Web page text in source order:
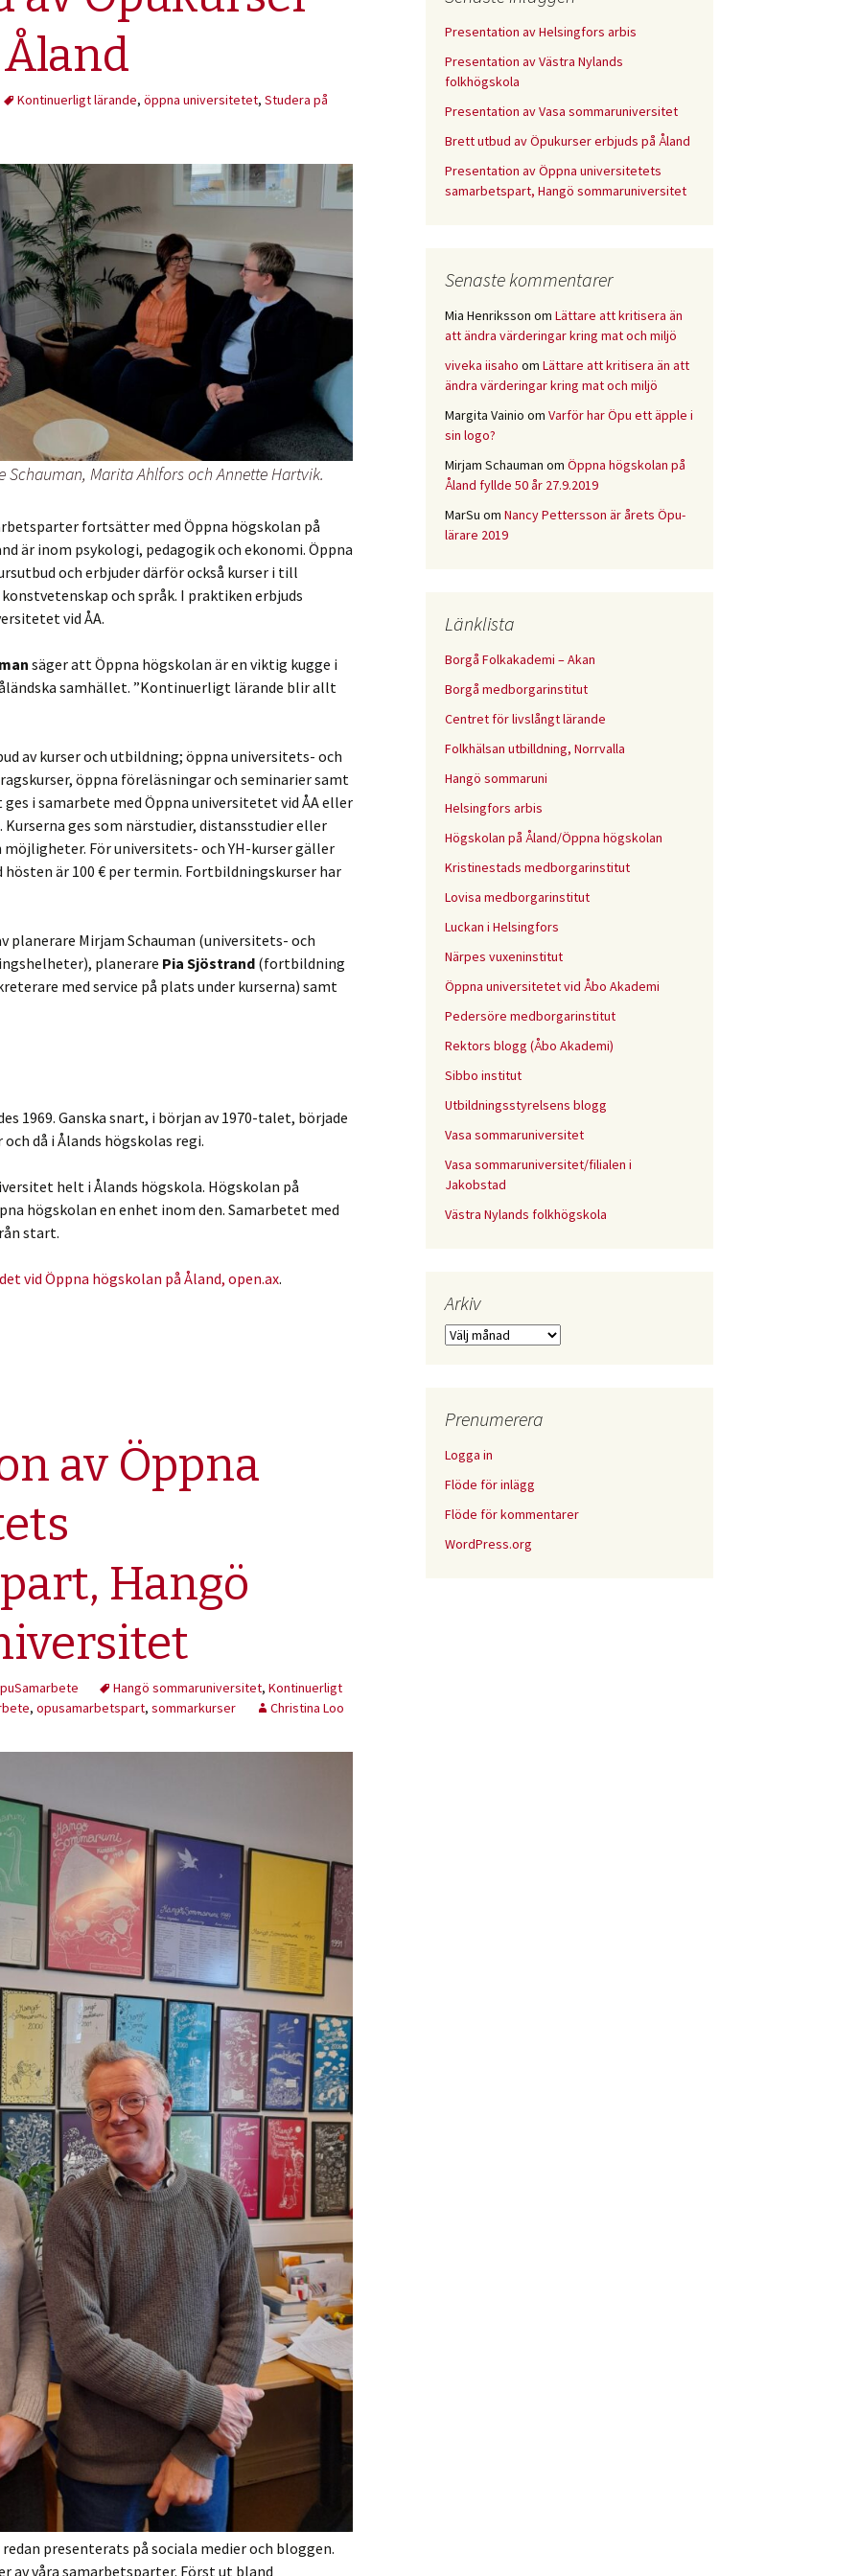
Kontinuerligt lärande, öppna universitetet, Studera på
Schauman, Marita Ahlfors och Annette Hartvik.
fortsätter med Öppna högskolan på
är inom psykologi, pedagogik och ekonomi. Öppna
och erbjuder därför också kurser i till
och språk. I praktiken erbjuds
vid ÅA.
säger att Öppna högskolan är en viktig kugge i
samhället. ”Kontinuerligt lärande blir allt
av kurser och utbildning; öppna universitets- och
öppna föreläsningar och seminarier samt
i samarbete med Öppna universitetet vid ÅA eller
ges som närstudier, distansstudier eller
För universitets- och YH-kurser gäller
är 100 € per termin. Fortbildningskurser har
planerare Mirjam Schauman (universitets- och
planerare Pia Sjöstrand (fortbildning
med service på plats under kurserna) samt
1969. Ganska snart, i början av 1970-talet, började
då i Ålands högskolas regi.
helt i Ålands högskola. Högskolan på
högskolan en enhet inom den. Samarbetet med
start.
vid Öppna högskolan på Åland, open.ax.
av Öppna
Hangö
Hangö sommaruniversitet, Kontinuerligt
, opusamarbetspart, sommarkurser Christina Loo
presenterats på sociala medier och bloggen.
av våra samarbetsparter. Först ut bland
Presentation av Helsingfors arbis
Presentation av Västra Nylands
folkhögskola
Presentation av Vasa sommaruniversitet
Brett utbud av Öpukurser erbjuds på Åland
Presentation av Öppna universitetets
samarbetspart, Hangö sommaruniversitet
Senaste kommentarer
Mia Henriksson om Lättare att kritisera än
att ändra värderingar kring mat och miljö
viveka iisaho om Lättare att kritisera än att
ändra värderingar kring mat och miljö
Margita Vainio om Varför har Öpu ett äpple i
sin logo?
Mirjam Schauman om Öppna högskolan på
Åland fyllde 50 år 27.9.2019
MarSu om Nancy Pettersson är årets Öpu-
lärare 2019
Länklista
Borgå Folkakademi – Akan
Borgå medborgarinstitut
Centret för livslångt lärande
Folkhälsan utbilldning, Norrvalla
Hangö sommaruni
Helsingfors arbis
Högskolan på Åland/Öppna högskolan
Kristinestads medborgarinstitut
Lovisa medborgarinstitut
Luckan i Helsingfors
Närpes vuxeninstitut
Öppna universitetet vid Åbo Akademi
Pedersöre medborgarinstitut
Rektors blogg (Åbo Akademi)
Sibbo institut
Utbildningsstyrelsens blogg
Vasa sommaruniversitet
Vasa sommaruniversitet/filialen i
Jakobstad
Västra Nylands folkhögskola
Arkiv
Arkiv
Prenumerera
Logga in
Flöde för inlägg
Flöde för kommentarer
WordPress.org